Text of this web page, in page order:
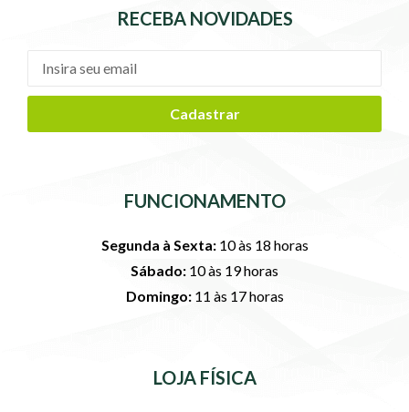
RECEBA NOVIDADES
Cadastrar
FUNCIONAMENTO
Segunda à Sexta:10 às 18 horas
Sábado: 10 às 19 horas
Domingo:11 às 17 horas
LOJA FÍSICA